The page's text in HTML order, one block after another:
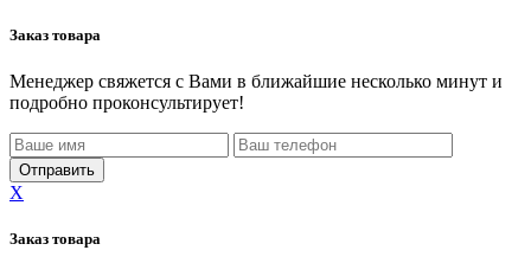
Заказ товара
Менеджер свяжется с Вами в ближайшие несколько минут и
подробно проконсультирует!
X
Заказ товара